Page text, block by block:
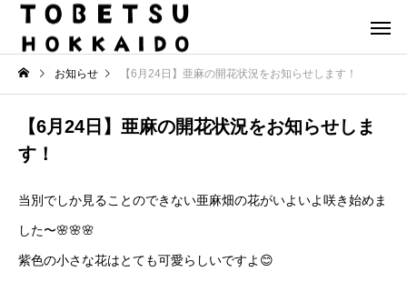
お知らせ 【6月24日】亜麻の開花状況をお知らせします！
【6月24日】亜麻の開花状況をお知らせしま
す！
当別でしか見ることのできない亜麻畑の花がいよいよ咲き始めま
した〜🌸🌸🌸
紫色の小さな花はとても可愛らしいですよ😊